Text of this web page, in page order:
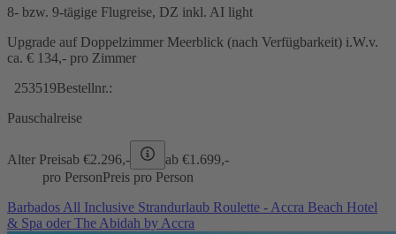
8- bzw. 9-tägige Flugreise, DZ inkl. AI light
Upgrade auf Doppelzimmer Meerblick (nach Verfügbarkeit) i.W.v.
ca. € 134,- pro Zimmer
253519Bestellnr.:
Pauschalreise
Alter Preisab €2.296,- ab €1.699,-
pro PersonPreis pro Person
Barbados All Inclusive Strandurlaub Roulette - Accra Beach Hotel
& Spa oder The Abidah by Accra